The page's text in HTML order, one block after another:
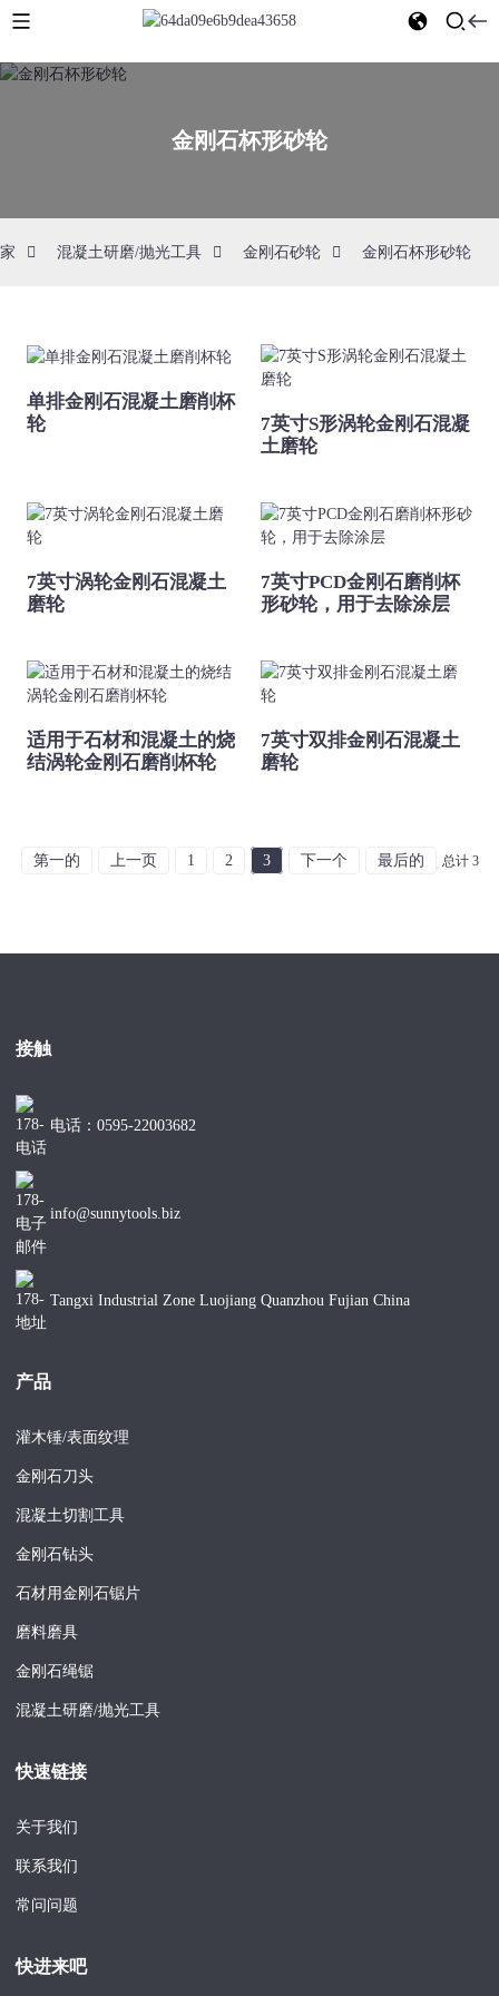
金刚石杯形砂轮
家 混凝土研磨/抛光工具 金刚石砂轮 金刚石杯形砂轮
单排金刚石混凝土磨削杯
轮
7英寸S形涡轮金刚石混凝
土磨轮
7英寸涡轮金刚石混凝土
磨轮
7英寸PCD金刚石磨削杯
形砂轮，用于去除涂层
适用于石材和混凝土的烧
结涡轮金刚石磨削杯轮
7英寸双排金刚石混凝土
磨轮
第一的 上一页 1 2 3 下一个 最后的 总计 3
接触
电话：0595-22003682
info@sunnytools.biz
Tangxi Industrial Zone Luojiang Quanzhou Fujian China
产品
灌木锤/表面纹理
金刚石刀头
混凝土切割工具
金刚石钻头
石材用金刚石锯片
磨料磨具
金刚石绳锯
混凝土研磨/抛光工具
快速链接
关于我们
联系我们
常问问题
快进来吧